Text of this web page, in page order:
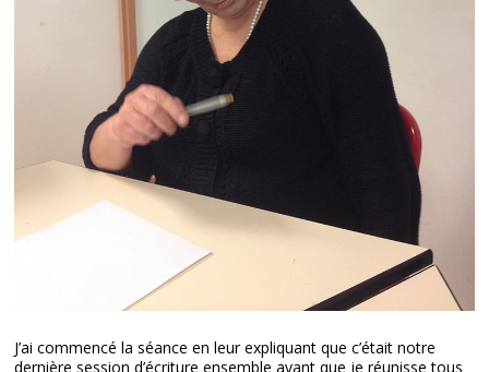
J’ai commencé la séance en leur expliquant que c’était notre
dernière session d’écriture ensemble avant que je réunisse tous